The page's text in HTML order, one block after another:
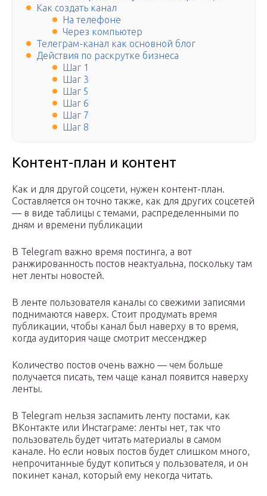
Как создать канал
На телефоне
Через компьютер
Телеграм-канал как основной блог
Действия по раскрутке бизнеса
Шаг 1
Шаг 3
Шаг 5
Шаг 6
Шаг 7
Шаг 8
Контент-план и контент
Как и для другой соцсети, нужен контент-план.
Составляется он точно также, как для других соцсетей
— в виде таблицы с темами, распределенными по
дням и времени публикации
В Telegram важно время постинга, а вот
ранжированность постов неактуальна, поскольку там
нет ленты новостей.
В ленте пользователя каналы со свежими записями
поднимаются наверх. Стоит продумать время
публикации, чтобы канал был наверху в то время,
когда аудитория чаще смотрит мессенджер
Количество постов очень важно — чем больше
получается писать, тем чаще канал появится наверху
ленты.
В Telegram нельзя заспамить ленту постами, как
ВКонтакте или Инстаграме: ленты нет, так что
пользователь будет читать материалы в самом
канале. Но если новых постов будет слишком много,
непрочитанные будут копиться у пользователя, и он
покинет канал, который ему некогда читать.